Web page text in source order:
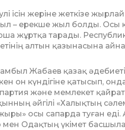
жеріне жеткізе жыр­лай
– ерекше жыл болды. Осы
жұртқа та­рады.
ал­тын қазынасына
Жабаев қазақ әде­биеті
он күндігіне қатысып,
партия және мемлекет
әйгілі «Ха­лықтың
осы сапарда туған еді.
мен Одақтың үкімет